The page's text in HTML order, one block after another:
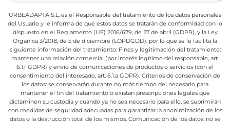
URBEADAPTA S.L. es el Responsable del tratamiento de los datos personales
del Usuario y le informa de que estos datos se tratarán de conformidad con lo
dispuesto en el Reglamento (UE) 2016/679, de 27 de abril (GDPR), y la Ley
Orgánica 3/2018, de 5 de diciembre (LOPDGDD), por lo que se le facilita la
siguiente información del tratamiento:Fines y legitimación del tratamiento:
mantener una relación comercial (por interés legítimo del responsable, art.
6.1.f GDPR) y envío de comunicaciones de productos o servicios (con el
consentimiento del interesado, art. 6.1.a GDPR). Criterios de conservación de
los datos: se conservarán durante no más tiempo del necesario para
mantener el fin del tratamiento o existan prescripciones legales que
dictaminen su custodia y cuando ya no sea necesario para ello, se suprimirán
con medidas de seguridad adecuadas para garantizar la anonimización de los
datos o la destrucción total de los mismos.Comunicación de los datos: no se